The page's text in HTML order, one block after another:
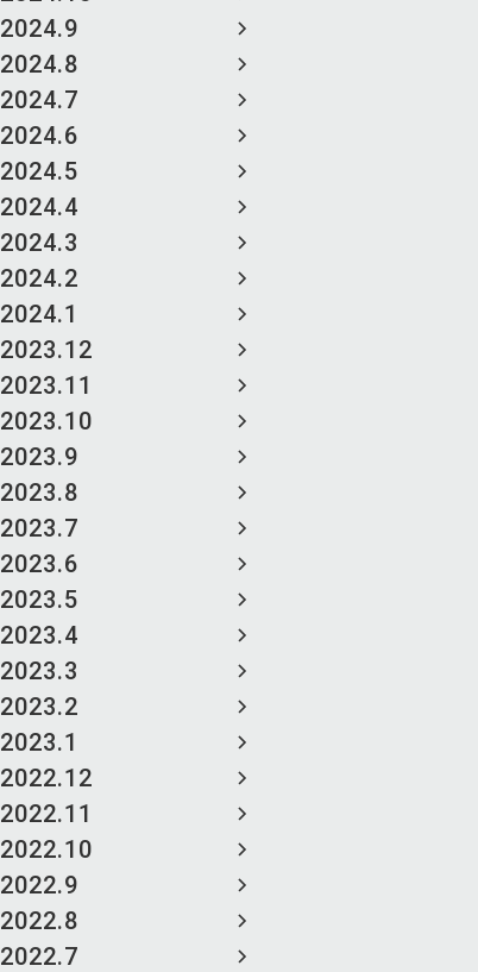
2024.9
2024.8
2024.7
2024.6
2024.5
2024.4
2024.3
2024.2
2024.1
2023.12
2023.11
2023.10
2023.9
2023.8
2023.7
2023.6
2023.5
2023.4
2023.3
2023.2
2023.1
2022.12
2022.11
2022.10
2022.9
2022.8
2022.7